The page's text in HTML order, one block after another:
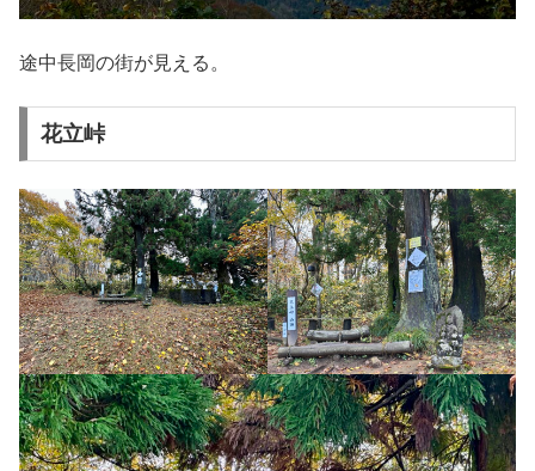
途中長岡の街が見える。
花立峠